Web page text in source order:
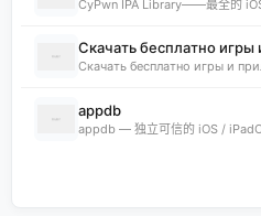
Скачать бесплатно
appdb